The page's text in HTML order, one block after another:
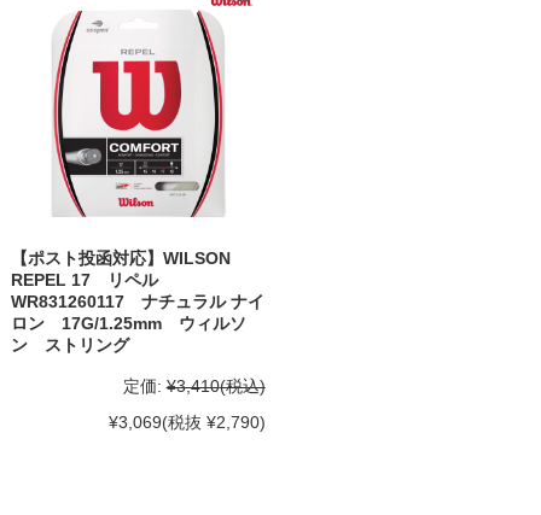
【ポスト投函対応】WILSON
REPEL 17 リペル
WR831260117 ナチュラル ナイ
ロン 17G/1.25mm ウィルソ
ン ストリング
定価: ¥3,410(税込)
¥3,069(税抜 ¥2,790)